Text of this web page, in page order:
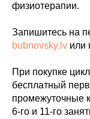
физиотерапии.
Запишитесь на
bubnovsky.lv или
При покупке
бесплатный
промежуточные
6-го и 11-го